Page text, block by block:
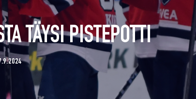
TÄYSI PISTEPOTTI